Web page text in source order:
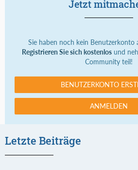
Jetzt
Sie haben noch kein Benutzerkonto
Registrieren Sie sich kostenlos und
Community teil!
BENUTZERKONTO
ANMELDEN
Letzte Beiträge